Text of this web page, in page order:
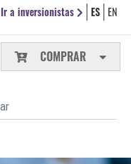
Ir a inversionistas ES EN
COMPRAR